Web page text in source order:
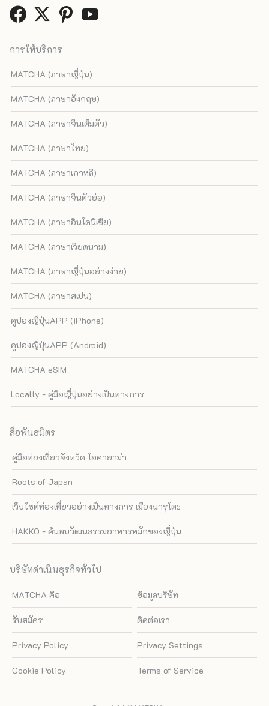
การให้บริการ
MATCHA (ภาษาญี่ปุ่น)
MATCHA (ภาษาอังกฤษ)
MATCHA (ภาษาจีนเต็มตัว)
MATCHA (ภาษาไทย)
MATCHA (ภาษาเกาหลี)
MATCHA (ภาษาจีนตัวย่อ)
MATCHA (ภาษาอินโดนีเซีย)
MATCHA (ภาษาเวียดนาม)
MATCHA (ภาษาญี่ปุ่นอย่างง่าย)
MATCHA (ภาษาสเปน)
คูปองญี่ปุ่นAPP (iPhone)
คูปองญี่ปุ่นAPP (Android)
MATCHA eSIM
Locally - คู่มือญี่ปุ่นอย่างเป็นทางการ
สื่อพันธมิตร
คู่มือท่องเที่ยวจังหวัด โอคายาม่า
Roots of Japan
เว็บไซต์ท่องเที่ยวอย่างเป็นทางการ เมืองนารุโตะ
HAKKO - ค้นพบวัฒนธรรมอาหารหมักของญี่ปุ่น
บริษัทดำเนินธุรกิจทั่วไป
MATCHA คือ ข้อมูลบริษัท
รับสมัคร ติดต่อเรา
Privacy Policy Privacy Settings
Cookie Policy Terms of Service